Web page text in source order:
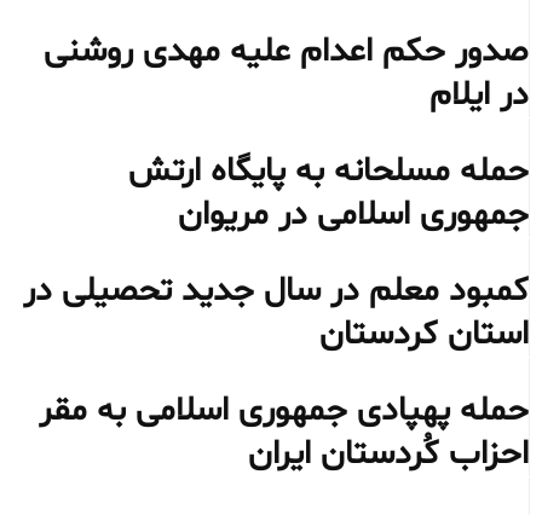
صدور حکم اعدام علیه مهدی روشنی
در ایلام
حمله مسلحانه به پایگاه ارتش
جمهوری اسلامی در مریوان
کمبود معلم در سال جدید تحصیلی در
استان کردستان
حمله پهپادی جمهوری اسلامی به مقر
احزاب کُردستان ایران